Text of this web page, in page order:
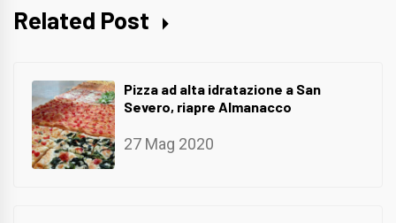
Related Post
Pizza ad alta idratazione a San
Severo, riapre Almanacco
27 Mag 2020